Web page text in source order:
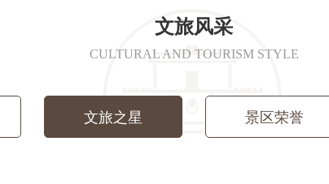
文旅风采
CULTURAL AND TOURISM STYLE
文旅之星 景区荣誉